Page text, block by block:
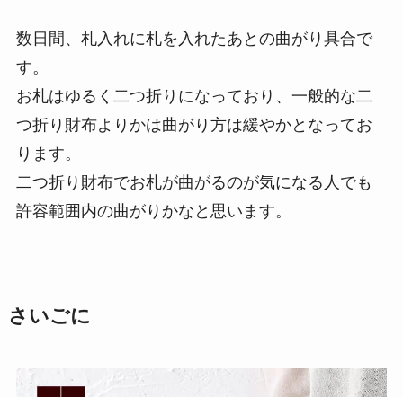
数日間、札入れに札を入れたあとの曲がり具合で
す。
お札はゆるく二つ折りになっており、一般的な二
つ折り財布よりかは曲がり方は緩やかとなってお
ります。
二つ折り財布でお札が曲がるのが気になる人でも
許容範囲内の曲がりかなと思います。
さいごに